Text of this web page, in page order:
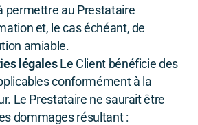
permettre au Prestataire
et, le cas échéant, de
amiable.
légalesLe Client bénéficie des
conformément à la
Le Prestataire ne saurait être
dommages résultant :